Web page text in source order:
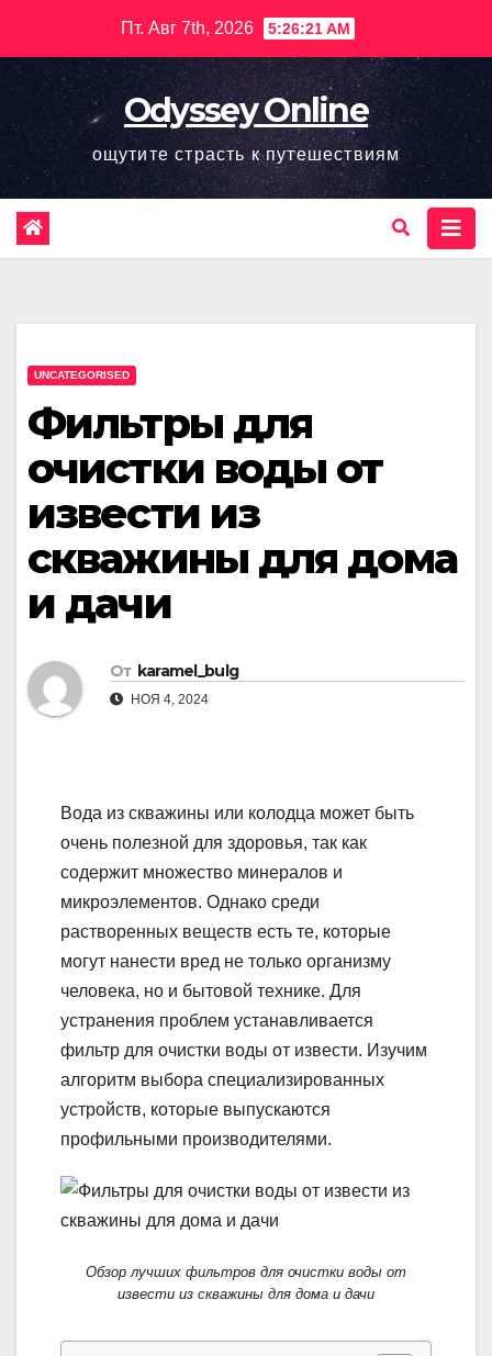
содержимому
Пт. Авг 7th, 2026 5:26:22 AM
Odyssey Online
ощутите страсть к путешествиям
UNCATEGORISED
Фильтры для
очистки воды от
извести из
скважины для дома
и дачи
От karamel_bulg
НОЯ 4, 2024
Вода из скважины или колодца может быть
очень полезной для здоровья, так как
содержит множество минералов и
микроэлементов. Однако среди
растворенных веществ есть те, которые
могут нанести вред не только организму
человека, но и бытовой технике. Для
устранения проблем устанавливается
фильтр для очистки воды от извести. Изучим
алгоритм выбора специализированных
устройств, которые выпускаются
профильными производителями.
Обзор лучших фильтров для очистки воды от
извести из скважины для дома и дачи